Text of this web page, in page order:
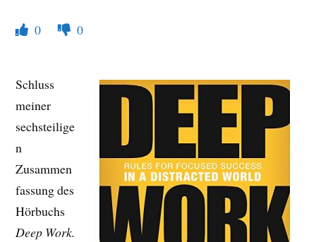
0 0
Schluss
meiner
sechsteilige
n
Zusammen
fassung des
Hörbuchs
Deep Work.